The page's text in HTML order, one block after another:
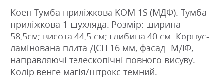
Коен Тумба приліжкова KOM 1S (МДФ). Тумба
приліжкова 1 шухляда. Розмір: ширина
58,5см; висота 44,5 см; глибина 40 см. Корпус-
ламінована плита ДСП 16 мм, фасад -МДФ,
направляючі телескопічні повного висуву.
Колір венге магія/штрокс темний.